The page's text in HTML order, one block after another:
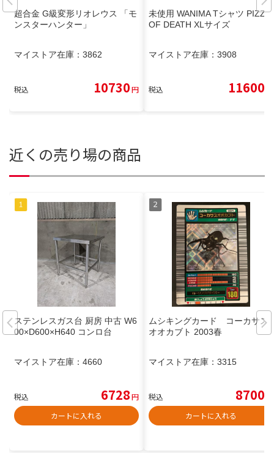
超合金 G級変形リオレウス 「モ
ンスターハンター」
マイストア在庫： 3862
税込 10730円
未使用 WANIMA Tシャツ PIZZA
OF DEATH XLサイズ
マイストア在庫： 3908
税込 11600
近くの売り場の商品
ステンレスガス台 厨房 中古 W6
00×D600×H640 コンロ台
マイストア在庫： 4660
税込 6728円
カートに入れる
ムシキングカード コーカサス
オオカブト 2003春
マイストア在庫： 3315
税込 8700
カートに入れる